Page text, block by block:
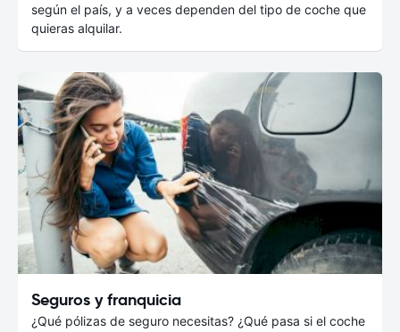
según el país, y a veces dependen del tipo de coche que
quieras alquilar.
Seguros y franquicia
¿Qué pólizas de seguro necesitas? ¿Qué pasa si el coche